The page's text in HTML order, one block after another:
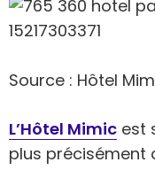
Source : Hôtel
L’Hôtel Mimic est
plus précisément